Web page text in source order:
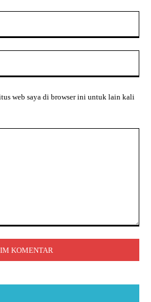
web saya di browser ini untuk lain kali